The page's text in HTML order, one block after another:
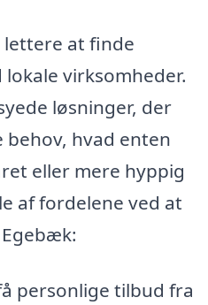
lettere at finde
virksomheder.
løsninger, der
hvad enten
eller mere hyppig
af fordelene ved at
personlige tilbud fra